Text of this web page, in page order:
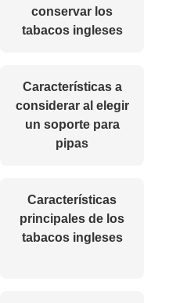
conservar los
tabacos ingleses
Características a
considerar al elegir
un soporte para
pipas
Características
principales de los
tabacos ingleses